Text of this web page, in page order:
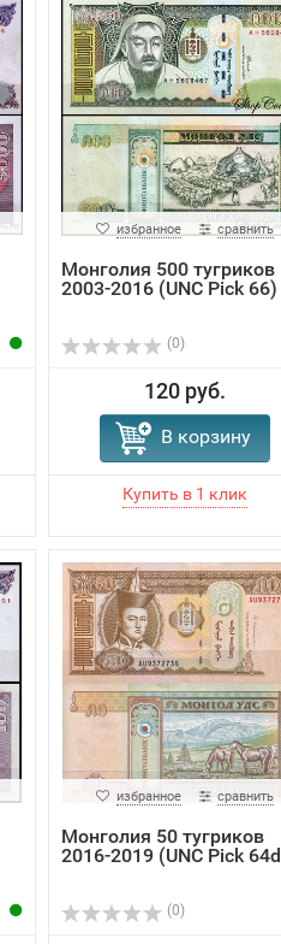
избранное сравнить
Монголия 500 тугриков
2003-2016 (UNC Pick 66)
(0)
120 руб.
В корзину
избранное сравнить
Монголия 50 тугриков
2016-2019 (UNC Pick
(0)